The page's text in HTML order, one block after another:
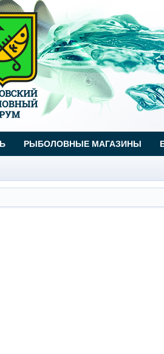
РЫБОЛОВНЫЕ МАГАЗИНЫ